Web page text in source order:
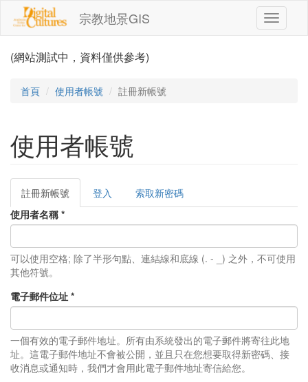
移至主內容
宗教地景GIS
Toggle
(網站測試中，資料僅供參考)
首頁 使用者帳號 註冊新帳號
使用者帳號
主要索引標籤
註冊新帳號
籤)
登入
索取新密碼
使用者名稱 *
可以使用空格; 除了半形句點、連結線和底線 (. - _) 之外，不可使用
其他符號。
電子郵件位址 *
一個有效的電子郵件地址。所有由系統發出的電子郵件將寄往此地
址。這電子郵件地址不會被公開，並且只在您想要取得新密碼、接
收消息或通知時，我們才會用此電子郵件地址寄信給您。